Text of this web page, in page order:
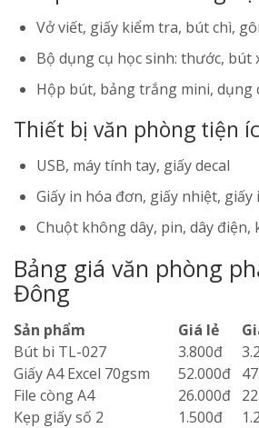
Vở viết, giấy kiểm tra, bút chì,
Bộ dụng cụ học sinh: thước, bút
Hộp bút, bảng trắng mini, dụng
Thiết bị văn phòng tiện
USB, máy tính tay, giấy decal
Giấy in hóa đơn, giấy nhiệt, giấy
Chuột không dây, pin, dây điện,
Bảng giá văn phòng
Đông
Sản phẩm Giá lẻ
Bút bi TL-027
3.800đ
Giấy A4 Excel 70gsm
52.000đ
File còng A4
26.000đ
Kẹp giấy số 2
1.500đ